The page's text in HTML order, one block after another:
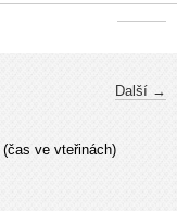
Další →
(čas ve vteřinách)